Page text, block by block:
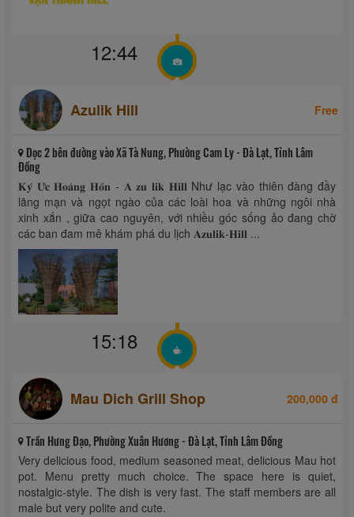
12:44
Azulik Hill Free
Dọc 2 bên đường vào Xã Tà Nung, Phường Cam Ly - Đà Lạt, Tỉnh Lâm
Đồng
𝐊𝐲́ 𝐔̛́𝐜 𝐇𝐨𝐚̀𝐧𝐠 𝐇𝐨̂𝐧 - 𝐀 𝐳𝐮 𝐥𝐢𝐤 𝐇𝐢𝐥𝐥 Như lạc vào thiên đàng đầy
lãng mạn và ngọt ngào của các loài hoa và những ngôi nhà
xinh xắn , giữa cao nguyên, với nhiều góc sống ảo đang chờ
các ban đam mê khám phá du lịch 𝐀𝐳𝐮𝐥𝐢𝐤-𝐇𝐢𝐥𝐥 ...
15:18
Mau Dich Grill Shop 200,000 đ
Trần Hưng Đạo, Phường Xuân Hương - Đà Lạt, Tỉnh Lâm Đồng
Very delicious food, medium seasoned meat, delicious Mau hot
pot. Menu pretty much choice. The space here is quiet,
nostalgic-style. The dish is very fast. The staff members are all
male but very polite and cute.